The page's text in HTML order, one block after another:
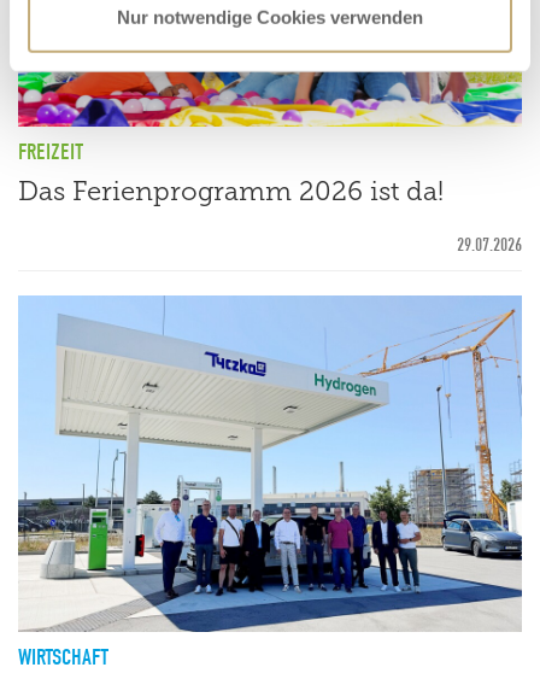
Nur notwendige Cookies verwenden
FREIZEIT
Das Ferienprogramm 2026 ist da!
29.07.2026
WIRTSCHAFT